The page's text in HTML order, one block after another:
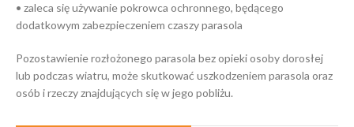
• zaleca się używanie pokrowca ochronnego, będącego
dodatkowym zabezpieczeniem czaszy parasola
Pozostawienie rozłożonego parasola bez opieki osoby dorosłej
lub podczas wiatru, może skutkować uszkodzeniem parasola oraz
osób i rzeczy znajdujących się w jego pobliżu.